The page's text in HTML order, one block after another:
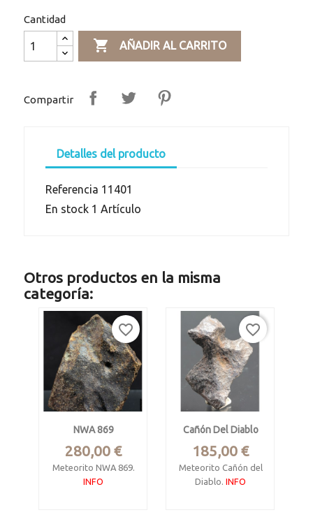
Cantidad
 AÑADIR AL CARRITO
Compartir
Detalles del producto
Referencia 11401
En stock 1 Artículo
Otros productos en la misma
categoría:
NWA 869
Precio
280,00 €
Meteorito NWA 869.
INFO
favorite_border
Cañón Del Diablo
Precio
185,00 €
Meteorito Cañón del
Diablo. INFO
favorite_border